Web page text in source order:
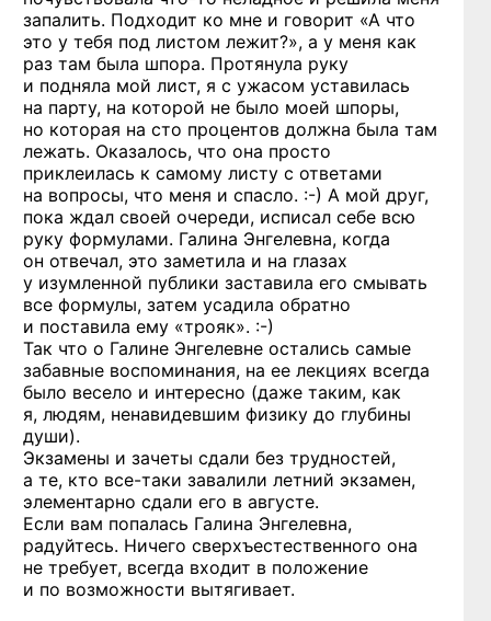
запалить. Подходит ко мне и говорит «А что
это у тебя под листом лежит?», а у меня как
раз там была шпора. Протянула руку
и подняла мой лист, я с ужасом уставилась
на парту, на которой не было моей шпоры,
но которая на сто процентов должна была там
лежать. Оказалось, что она просто
приклеилась к самому листу с ответами
на вопросы, что меня и спасло. :-) А мой друг,
пока ждал своей очереди, исписал себе всю
руку формулами. Галина Энгелевна, когда
он отвечал, это заметила и на глазах
у изумленной публики заставила его смывать
все формулы, затем усадила обратно
и поставила ему «трояк». :-)
Так что о Галине Энгелевне остались самые
забавные воспоминания, на ее лекциях всегда
было весело и интересно (даже таким, как
я, людям, ненавидевшим физику до глубины
души).
Экзамены и зачеты сдали без трудностей,
а те, кто все-таки завалили летний экзамен,
элементарно сдали его в августе.
Если вам попалась Галина Энгелевна,
радуйтесь. Ничего сверхъестественного она
не требует, всегда входит в положение
и по возможности вытягивает.